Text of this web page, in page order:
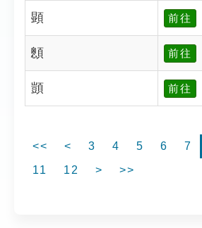
顕 前往
顖 前往
顗 前往
<< < 3 4 5 6 7
11
12 > >>